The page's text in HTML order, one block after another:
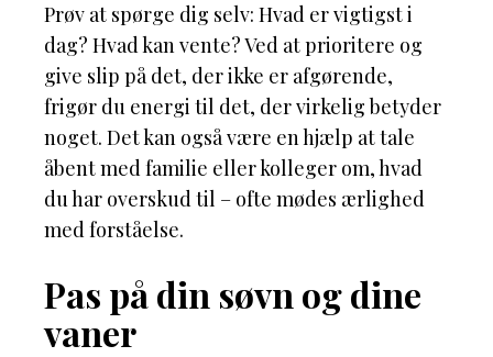
Prøv at spørge dig selv: Hvad er vigtigst i
dag? Hvad kan vente? Ved at prioritere og
give slip på det, der ikke er afgørende,
frigør du energi til det, der virkelig betyder
noget. Det kan også være en hjælp at tale
åbent med familie eller kolleger om, hvad
du har overskud til – ofte mødes ærlighed
med forståelse.
Pas på din søvn og dine
vaner